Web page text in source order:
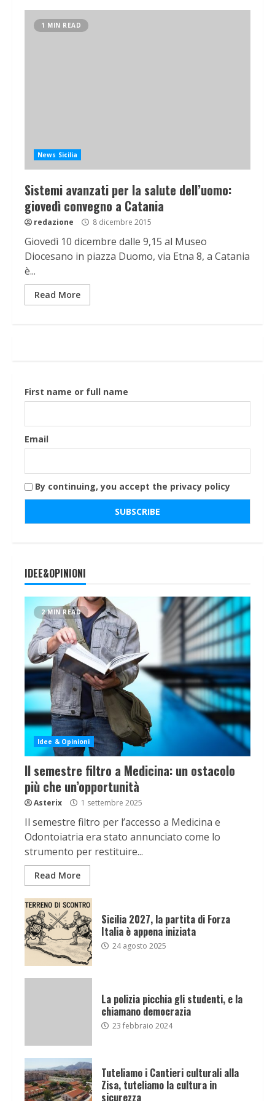
1 MIN READ
News Sicilia
Sistemi avanzati per la salute dell’uomo:
giovedì convegno a Catania
redazione 8 dicembre 2015
Giovedì 10 dicembre dalle 9,15 al Museo
Diocesano in piazza Duomo, via Etna 8, a Catania
è...
Read More
First name or full name
Email
By continuing, you accept the privacy policy
IDEE&OPINIONI
2 MIN READ
Idee & Opinioni
Il semestre filtro a Medicina: un ostacolo
più che un’opportunità
Asterix 1 settembre 2025
Il semestre filtro per l’accesso a Medicina e
Odontoiatria era stato annunciato come lo
strumento per restituire...
Read More
Sicilia 2027, la partita di Forza
Italia è appena iniziata
24 agosto 2025
La polizia picchia gli studenti, e la
chiamano democrazia
23 febbraio 2024
Tuteliamo i Cantieri culturali alla
Zisa, tuteliamo la cultura in
sicurezza